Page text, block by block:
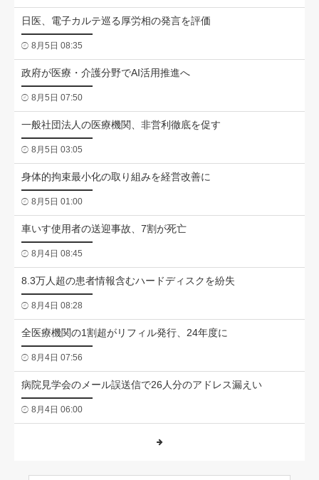
日医、電子カルテ巡る厚労相の発言を評価
8月5日 08:35
政府が医療・介護分野でAI活用推進へ
8月5日 07:50
一般社団法人の医療機関、非営利徹底を促す
8月5日 03:05
身体的拘束最小化の取り組みを経営改善に
8月5日 01:00
車いす使用者の送迎事故、7割が死亡
8月4日 08:45
8.3万人超の患者情報含むハードディスクを紛失
8月4日 08:28
全医療機関の1割超がリフィル発行、24年度に
8月4日 07:56
病院見学会のメール誤送信で26人分のアドレス漏えい
8月4日 06:00